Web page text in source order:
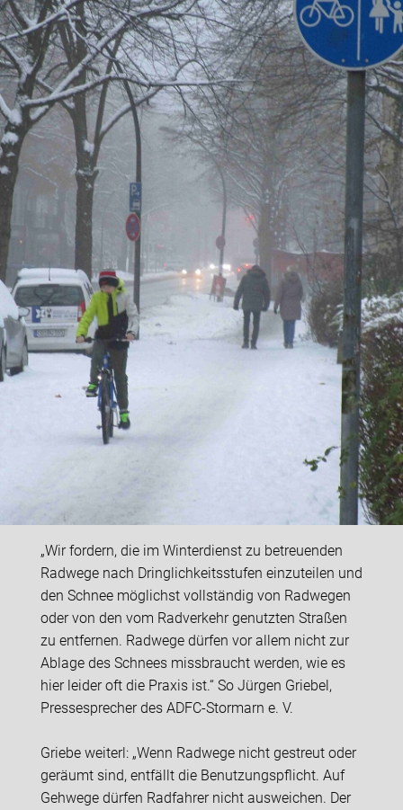
„Wir fordern, die im Winterdienst zu betreuenden
Radwege nach Dringlichkeitsstufen einzuteilen und
den Schnee möglichst vollständig von Radwegen
oder von den vom Radverkehr genutzten Straßen
zu entfernen. Radwege dürfen vor allem nicht zur
Ablage des Schnees missbraucht werden, wie es
hier leider oft die Praxis ist.“ So Jürgen Griebel,
Pressesprecher des ADFC-Stormarn e. V.
Griebe weiterl: „Wenn Radwege nicht gestreut oder
geräumt sind, entfällt die Benutzungspflicht. Auf
Gehwege dürfen Radfahrer nicht ausweichen. Der